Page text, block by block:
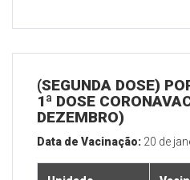
(SEGUNDA DOSE)
1ª DOSE
DEZEMBRO)
Data de Vacinação: 20 de